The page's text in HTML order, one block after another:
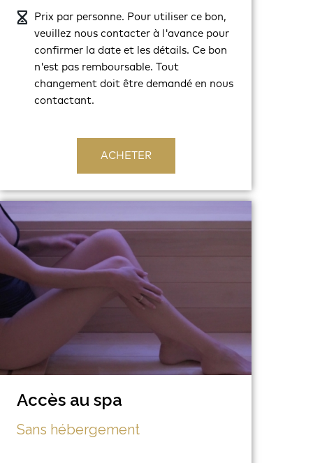
Prix par personne. Pour utiliser ce bon,
veuillez nous contacter à l'avance pour
confirmer la date et les détails. Ce bon
n'est pas remboursable. Tout
changement doit être demandé en nous
contactant.
ACHETER
Accès au spa
Sans hébergement